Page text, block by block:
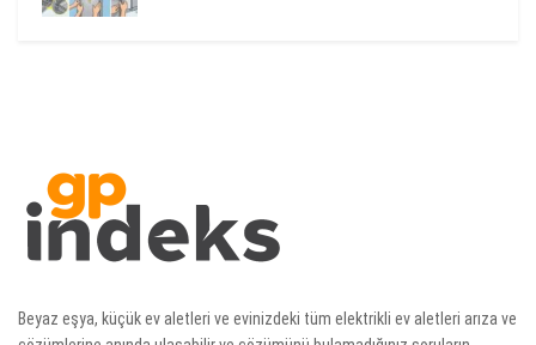
Beyaz eşya, küçük ev aletleri ve evinizdeki tüm elektrikli ev aletleri arıza ve